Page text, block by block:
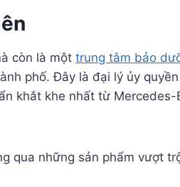
còn là một trung tâm bảo
phố. Đây là đại lý ủy
khắt khe nhất từ Mercedes-
qua những sản phẩm vượt